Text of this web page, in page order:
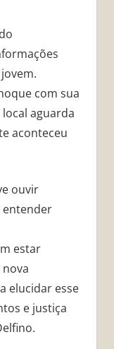
com sua
aguarda
aconteceu
ouvir
entender
estar
elucidar esse
e justiça